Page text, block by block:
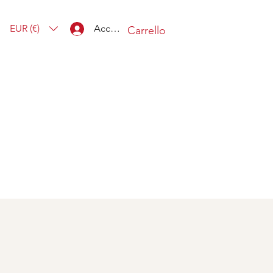
EUR (€) Accedi Carrello